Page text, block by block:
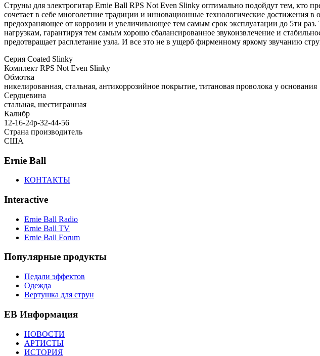
Струны для электрогитар Ernie Ball RPS Not Even Slinky оптимально подойдут тем, кто
сочетает в себе многолетние традиции и инновационные технологические достижения
предохраняющее от коррозии и увеличивающее тем самым срок эксплуатации до 5ти
нагрузкам, гарантируя тем самым хорошо сбалансированное звукоизвлечение и
предотвращает расплетание узла. И все это не в ущерб фирменному яркому звучанию
Серия Coated Slinky
Комплект RPS Not Even Slinky
Обмотка
никелированная, стальная, антикоррозийное покрытие, титановая проволока у основания
Сердцевина
стальная, шестигранная
Калибр
12-16-24p-32-44-56
Страна производитель
США
Ernie Ball
КОНТАКТЫ
Interactive
Ernie Ball Radio
Ernie Ball TV
Ernie Ball Forum
Популярные продукты
Педали эффектов
Одежда
Вертушка для струн
EB Информация
НОВОСТИ
АРТИСТЫ
ИСТОРИЯ